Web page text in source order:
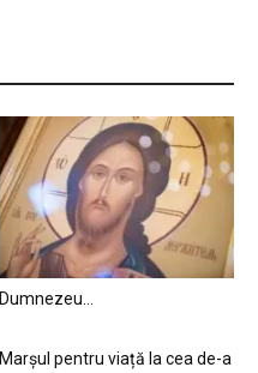
Dumnezeu…
Marșul pentru viață la cea de-a